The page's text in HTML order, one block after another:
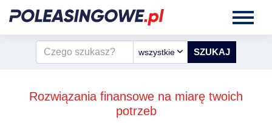
wszystkie
Rozwiązania finansowe na miarę twoich
potrzeb